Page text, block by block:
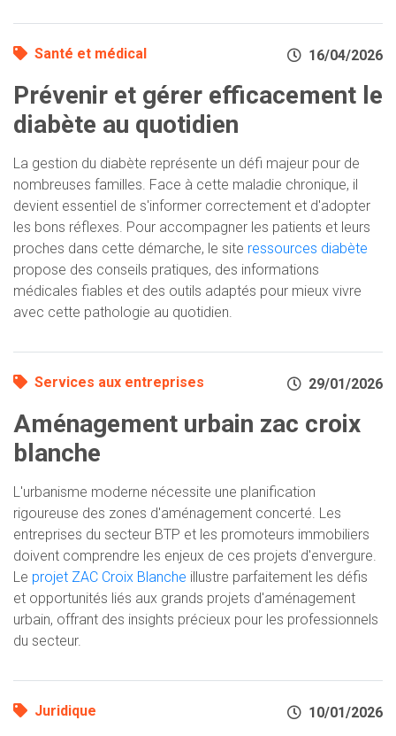
Santé et médical 16/04/2026
Prévenir et gérer efficacement le
diabète au quotidien
La gestion du diabète représente un défi majeur pour de
nombreuses familles. Face à cette maladie chronique, il
devient essentiel de s'informer correctement et d'adopter
les bons réflexes. Pour accompagner les patients et leurs
proches dans cette démarche, le site ressources diabète
propose des conseils pratiques, des informations
médicales fiables et des outils adaptés pour mieux vivre
avec cette pathologie au quotidien.
Services aux entreprises 29/01/2026
Aménagement urbain zac croix
blanche
L'urbanisme moderne nécessite une planification
rigoureuse des zones d'aménagement concerté. Les
entreprises du secteur BTP et les promoteurs immobiliers
doivent comprendre les enjeux de ces projets d'envergure.
Le projet ZAC Croix Blanche illustre parfaitement les défis
et opportunités liés aux grands projets d'aménagement
urbain, offrant des insights précieux pour les professionnels
du secteur.
Juridique 10/01/2026